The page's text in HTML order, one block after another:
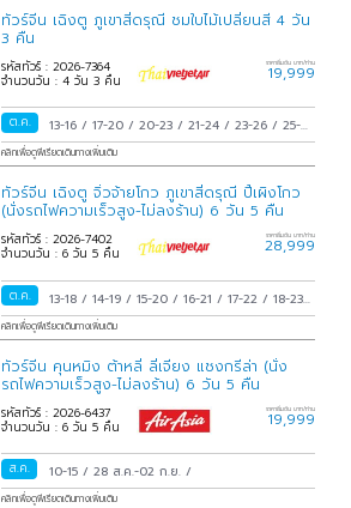
ทัวร์จีน เฉิงตู ภูเขาสี่ดรุณี ชมใบไม้เปลี่ยนสี 4 วัน
3 คืน
รหัสทัวร์ : 2026-7364
จำนวนวัน : 4 วัน 3 คืน
ราคาเริ่มต้น บาท/ท่าน
19,999
ต.ค. 13-16/17-20/20-23/21-24/23-26/25-
28/28-31/
คลิกเพื่อดูพีเรียดเดินทางเพิ่มเติม
ทัวร์จีน เฉิงตู จิ่วจ้ายโกว ภูเขาสี่ดรุณี ปี้เผิงโกว
(นั่งรถไฟความเร็วสูง-ไม่ลงร้าน) 6 วัน 5 คืน
รหัสทัวร์ : 2026-7402
จำนวนวัน : 6 วัน 5 คืน
ราคาเริ่มต้น บาท/ท่าน
28,999
ต.ค. 13-18/14-19/15-20/16-21/17-22/18-23/
19-24/20-25/21-26/22-27/23-28/24-
29/25-30/26-31/27 ต.ค.-01 พ.ย./28
ต.ค.-02 พ.ย./29 ต.ค.-03 พ.ย./30 ต.ค.-04
พ.ย./31 ต.ค.-05 พ.ย./
คลิกเพื่อดูพีเรียดเดินทางเพิ่มเติม
ทัวร์จีน คุนหมิง ต้าหลี่ ลี่เจียง แชงกรีล่า (นั่ง
รถไฟความเร็วสูง-ไม่ลงร้าน) 6 วัน 5 คืน
รหัสทัวร์ : 2026-6437
จำนวนวัน : 6 วัน 5 คืน
ราคาเริ่มต้น บาท/ท่าน
19,999
ส.ค. 10-15/28 ส.ค.-02 ก.ย./
คลิกเพื่อดูพีเรียดเดินทางเพิ่มเติม